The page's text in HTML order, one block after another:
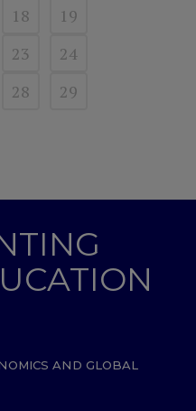
18
19
23
24
28 29
AND GLOBAL